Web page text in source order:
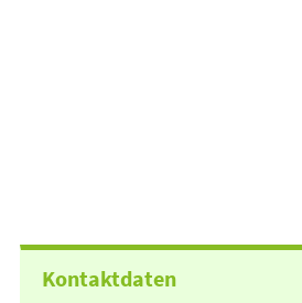
Kontaktdaten